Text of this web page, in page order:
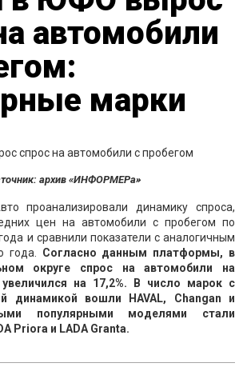
автомобили
марки
архив «ИНФОРМЕРа»
проанализировали динамику спроса,
цен на автомобили с пробегом по
и сравнили показатели с аналогичным
года. Согласно данным платформы, в
округе спрос на автомобили на
на 17,2%. В число марок с
динамикой вошли HAVAL, Changan и
популярными моделями стали
Priora и LADA Granta.